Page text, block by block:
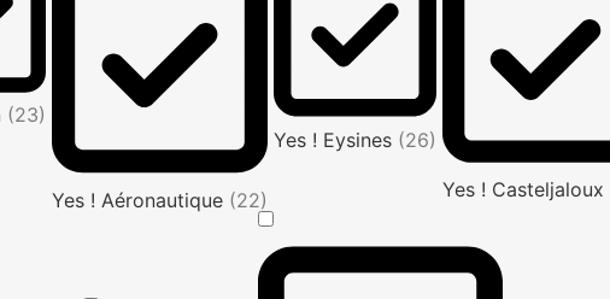
(23)
Yes ! Aéronautique (22)
Yes ! Eysines (26)
Yes ! Casteljaloux